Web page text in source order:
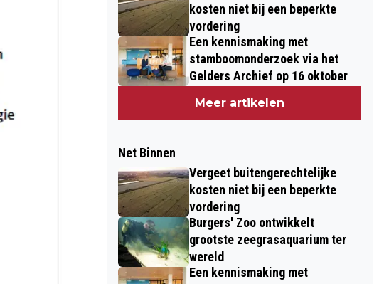
kosten niet bij een beperkte
vordering
Een kennismaking met
stamboomonderzoek via het
Gelders Archief op 16 oktober
Meer artikelen
Net Binnen
Vergeet buitengerechtelijke
kosten niet bij een beperkte
vordering
Burgers' Zoo ontwikkelt
grootste zeegrasaquarium ter
wereld
Een kennismaking met